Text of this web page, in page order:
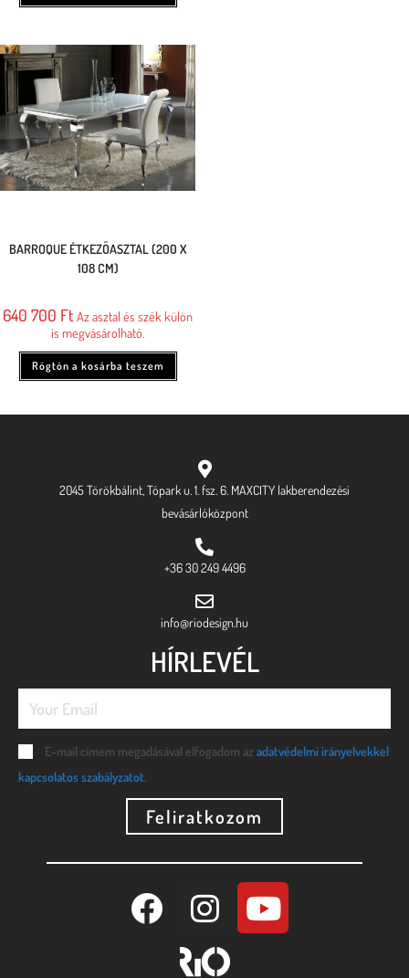
BARROQUE ÉTKEZŐASZTAL (200 X
108 CM)
640 700 FtAz asztal és szék külön
is megvásárolható.
Rögtön a kosárba teszem
2045 Törökbálint, Tópark u. 1. fsz. 6. MAXCITY lakberendezési
bevásárlóközpont
+36 30 249 4496
info@riodesign.hu
HÍRLEVÉL
E-mail címem megadásával elfogadom az adatvédelmi irányelvekkel
kapcsolatos szabályzatot.
Feliratkozom